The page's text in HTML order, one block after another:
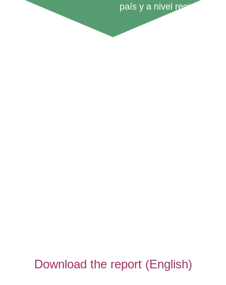
país y a nivel regional.
Download the report (English)